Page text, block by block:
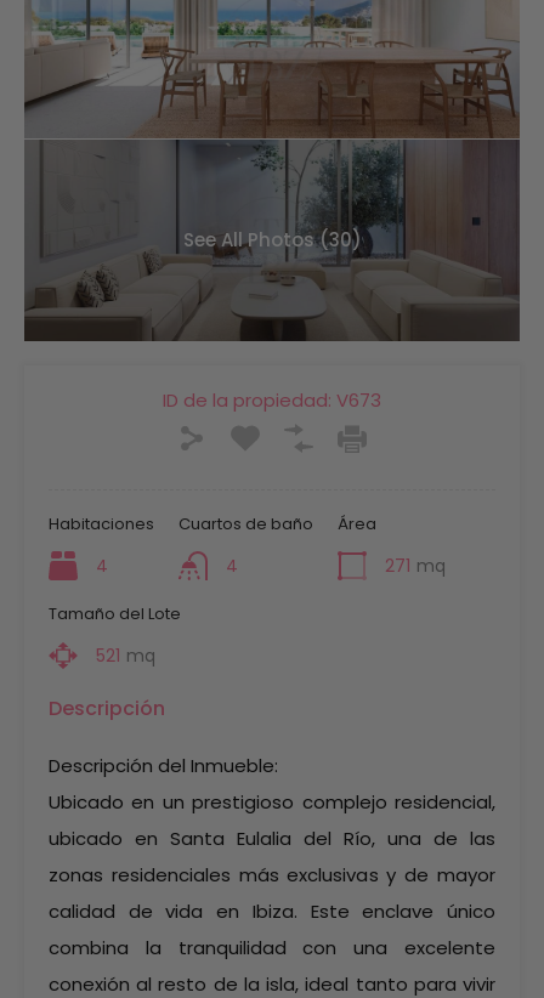
See All Photos (30)
ID de la propiedad: V673
Habitaciones
4
Cuartos de baño
4
Área
271 mq
Tamaño del Lote
521 mq
Descripción
Descripción del Inmueble:
Ubicado en un prestigioso complejo residencial,
ubicado en Santa Eulalia del Río, una de las
zonas residenciales más exclusivas y de mayor
calidad de vida en Ibiza. Este enclave único
combina la tranquilidad con una excelente
conexión al resto de la isla, ideal tanto para vivir